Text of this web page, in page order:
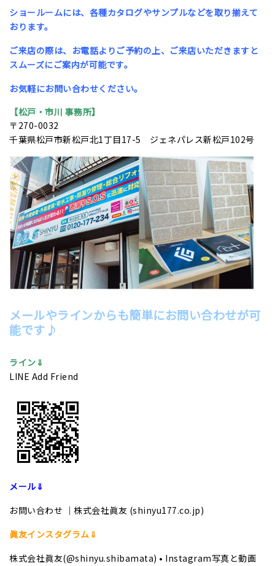
ショールームには、各種カタログやサンプルなどを取り揃えて
おります。
ご来店の際は、お電話よりご予約の上、ご来店いただきますと
スムーズにご案内が可能です。
お気軽にお問い合わせください。
【松戸・市川 事務所】
〒270-0032
千葉県松戸市新松戸北1丁目17-5 ジェネパレス新松戸102号
メールやラインからも簡単にお問い合わせが可
能です♪
ライン⇓
LINE Add Friend
メール⇓
お問い合わせ ｜株式会社眞友 (shinyu177.co.jp)
眞友インスタグラム⇓
株式会社眞友(@shinyu.shibamata) • Instagram写真と動画